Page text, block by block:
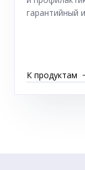
гарантийный
К продуктам